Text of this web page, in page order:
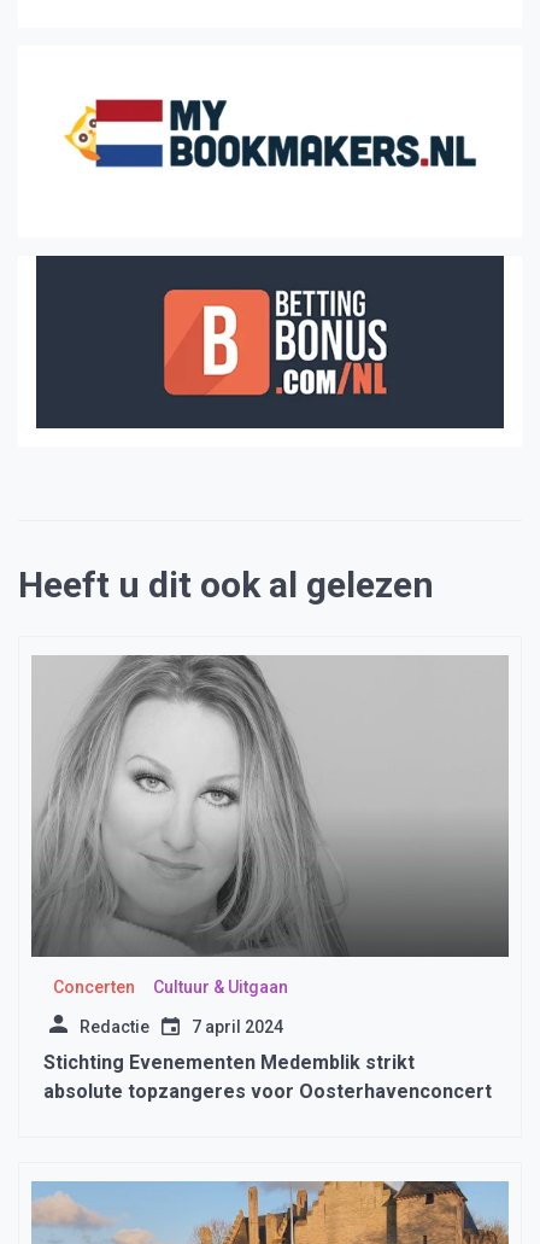
Heeft u dit ook al gelezen
Concerten Cultuur & Uitgaan
Redactie 7 april 2024
Stichting Evenementen Medemblik strikt
absolute topzangeres voor Oosterhavenconcert